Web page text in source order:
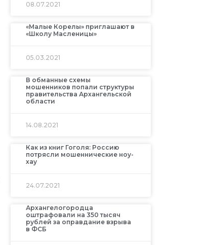
08.07.2021
«Малые Корелы» приглашают в
«Школу Масленицы»
05.03.2021
В обманные схемы
мошенников попали структуры
правительства Архангельской
области
14.08.2021
Как из книг Гоголя: Россию
потрясли мошеннические ноу-
хау
24.07.2021
Архангелогородца
оштрафовали на 350 тысяч
рублей за оправдание взрыва
в ФСБ